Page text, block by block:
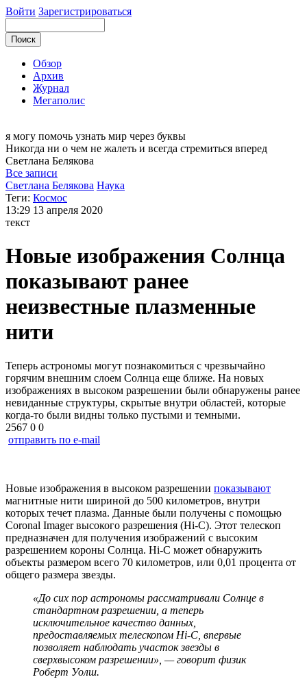
Войти Зарегистрироваться
Обзор
Архив
Журнал
Мегаполис
я могу помочь узнать мир через буквы
Никогда ни о чем не жалеть и всегда стремиться вперед
Светлана Белякова
Все записи
Светлана Белякова Наука
Теги: Космос
13:29 13 апреля 2020
текст
Новые изображения Солнца
показывают ранее
неизвестные плазменные
нити
Теперь астрономы могут познакомиться с чрезвычайно
горячим внешним слоем Солнца еще ближе. На новых
изображениях в высоком разрешении были обнаружены ранее
невиданные структуры, скрытые внутри областей, которые
когда-то были видны только пустыми и темными.
2567 0 0
отправить по e-mail
Новые изображения в высоком разрешении показывают
магнитные нити шириной до 500 километров, внутри
которых течет плазма. Данные были получены с помощью
Coronal Imager высокого разрешения (Hi-C). Этот телескоп
предназначен для получения изображений с высоким
разрешением короны Солнца. Hi-C может обнаружить
объекты размером всего 70 километров, или 0,01 процента от
общего размера звезды.
«До сих пор астрономы рассматривали Солнце в
стандартном разрешении, а теперь
исключительное качество данных,
предоставляемых телескопом Hi-C , впервые
позволяет наблюдать участок звезды в
сверхвысоком разрешении», — говорит физик
Роберт Уолш.